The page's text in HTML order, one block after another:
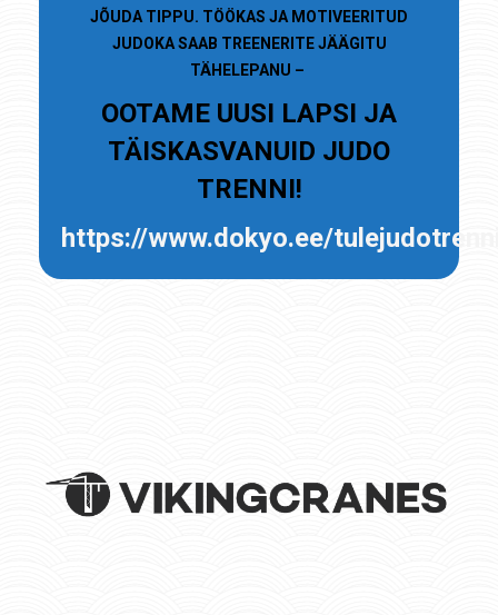
JÕUDA TIPPU. TÖÖKAS JA MOTIVEERITUD
JUDOKA SAAB TREENERITE JÄÄGITU
TÄHELEPANU –
OOTAME UUSI LAPSI JA
TÄISKASVANUID JUDO
TRENNI!
https://www.dokyo.ee/